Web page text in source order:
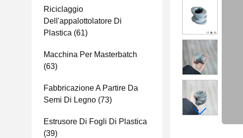
Riciclaggio
Dell'appalottolatore Di
Plastica (61)
Macchina Per Masterbatch
(63)
Fabbricazione A Partire Da
Semi Di Legno (73)
Estrusore Di Fogli Di Plastica
(39)